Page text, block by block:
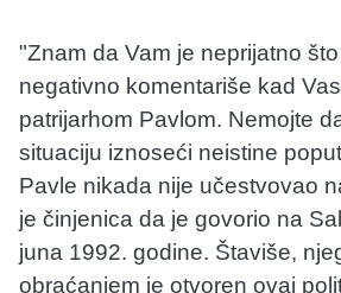
"Znam da Vam je neprijatno
negativno komentariše kad
patrijarhom Pavlom. Nemojte
situaciju iznoseći neistine
Pavle nikada nije učestvovao
je činjenica da je govorio na
juna 1992. godine. Štaviše,
obraćanjem je otvoren ovaj